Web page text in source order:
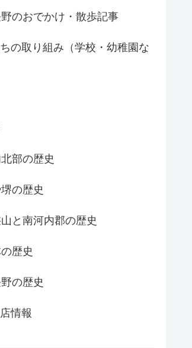
のおでかけ・散歩記事
の取り組み（学校・幼稚園な
部の歴史
の歴史
と南河内郡の歴史
歴史
の歴史
情報